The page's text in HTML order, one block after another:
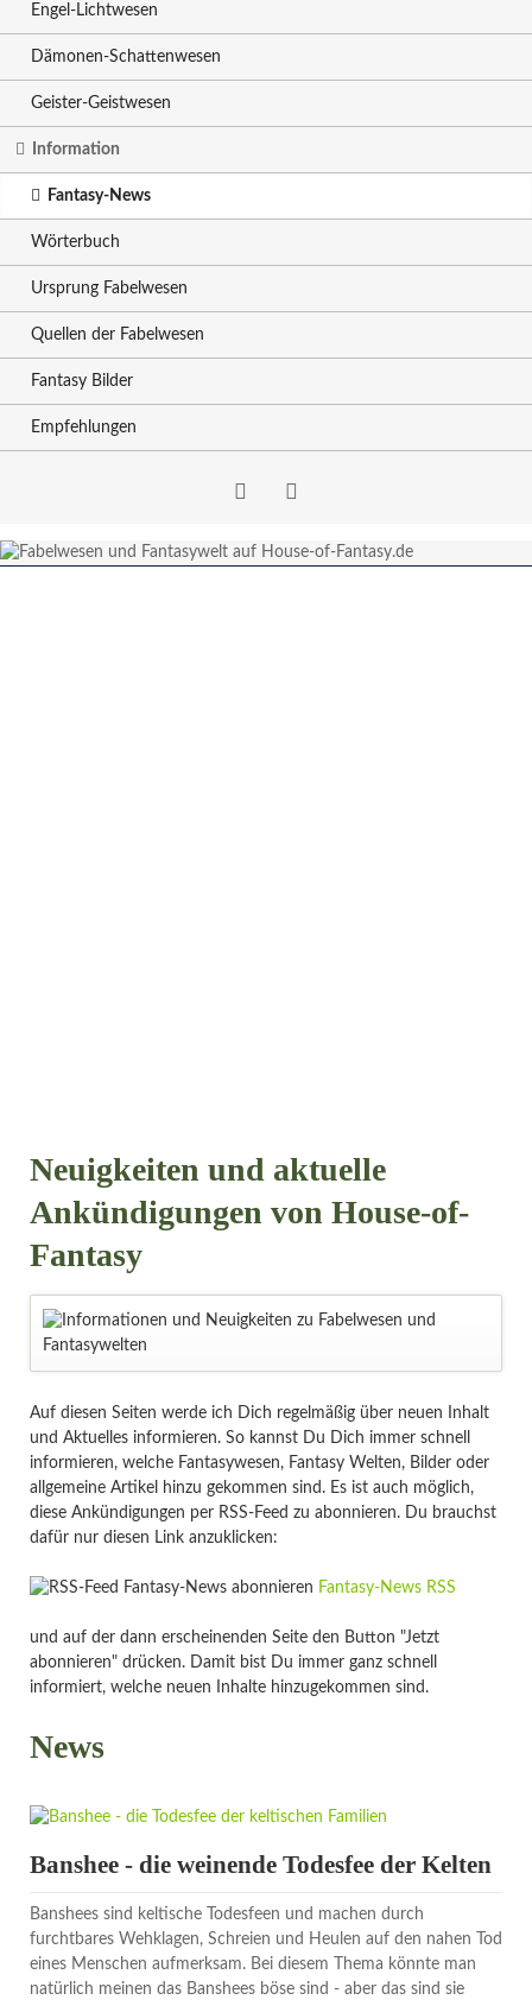
Engel-Lichtwesen
Dämonen-Schattenwesen
Geister-Geistwesen
Information
Fantasy-News
Wörterbuch
Ursprung Fabelwesen
Quellen der Fabelwesen
Fantasy Bilder
Empfehlungen
Neuigkeiten und aktuelle
Ankündigungen von House-of-
Fantasy
Auf diesen Seiten werde ich Dich regelmäßig über neuen Inhalt
und Aktuelles informieren. So kannst Du Dich immer schnell
informieren, welche Fantasywesen, Fantasy Welten, Bilder oder
allgemeine Artikel hinzu gekommen sind. Es ist auch möglich,
diese Ankündigungen per RSS-Feed zu abonnieren. Du brauchst
dafür nur diesen Link anzuklicken:
Fantasy-News RSS
und auf der dann erscheinenden Seite den Button "Jetzt
abonnieren" drücken. Damit bist Du immer ganz schnell
informiert, welche neuen Inhalte hinzugekommen sind.
News
Banshee - die weinende Todesfee der Kelten
Banshees sind keltische Todesfeen und machen durch
furchtbares Wehklagen, Schreien und Heulen auf den nahen Tod
eines Menschen aufmerksam. Bei diesem Thema könnte man
natürlich meinen das Banshees böse sind - aber das sind sie